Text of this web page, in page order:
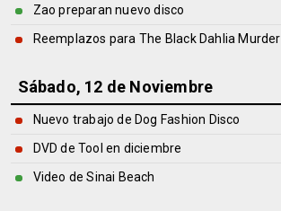
Zao preparan nuevo disco
Reemplazos para The Black Dahlia Murder
Sábado, 12 de Noviembre
Nuevo trabajo de Dog Fashion Disco
DVD de Tool en diciembre
Video de Sinai Beach